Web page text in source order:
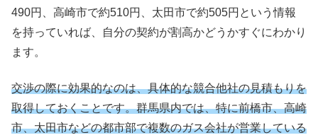
490円、高崎市で約510円、太田市で約505円という情報
を持っていれば、自分の契約が割高かどうかすぐにわかり
ます。
交渉の際に効果的なのは、具体的な競合他社の見積もりを
取得しておくことです。群馬県内では、特に前橋市、高崎
市、太田市などの都市部で複数のガス会社が営業している